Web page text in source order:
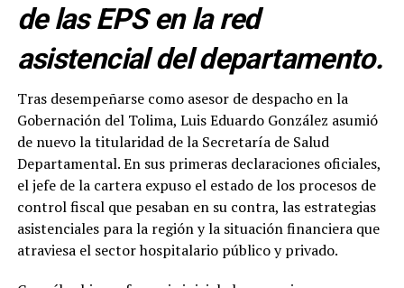
de las EPS en la red
asistencial del departamento.
Tras desempeñarse como asesor de despacho en la
Gobernación del Tolima, Luis Eduardo González asumió
de nuevo la titularidad de la Secretaría de Salud
Departamental. En sus primeras declaraciones oficiales,
el jefe de la cartera expuso el estado de los procesos de
control fiscal que pesaban en su contra, las estrategias
asistenciales para la región y la situación financiera que
atraviesa el sector hospitalario público y privado.